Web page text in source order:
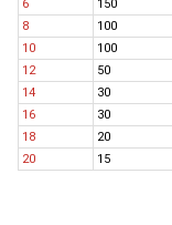
6
150
8
100
10
100
12
50
14
30
16
30
18
20
20
15